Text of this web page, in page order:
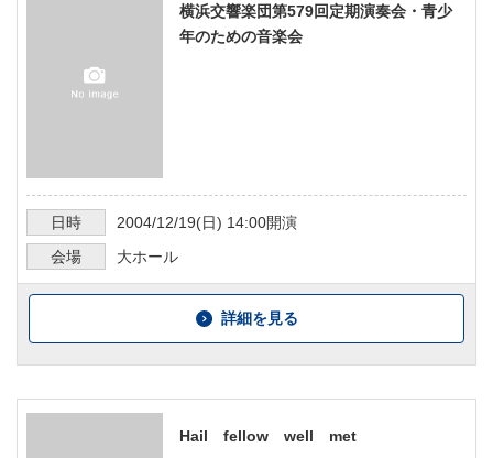
横浜交響楽団第579回定期演奏会・青少
年のための音楽会
日時 2004/12/19(日) 14:00開演
会場
大ホール
詳細を見る
Hail fellow well met